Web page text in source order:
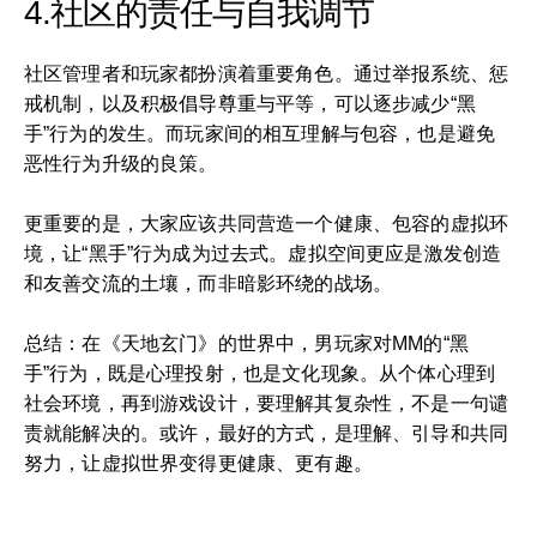
4.社区的责任与自我调节
社区管理者和玩家都扮演着重要角色。通过举报系统、惩
戒机制，以及积极倡导尊重与平等，可以逐步减少“黑
手”行为的发生。而玩家间的相互理解与包容，也是避免
恶性行为升级的良策。
更重要的是，大家应该共同营造一个健康、包容的虚拟环
境，让“黑手”行为成为过去式。虚拟空间更应是激发创造
和友善交流的土壤，而非暗影环绕的战场。
总结：在《天地玄门》的世界中，男玩家对MM的“黑
手”行为，既是心理投射，也是文化现象。从个体心理到
社会环境，再到游戏设计，要理解其复杂性，不是一句谴
责就能解决的。或许，最好的方式，是理解、引导和共同
努力，让虚拟世界变得更健康、更有趣。